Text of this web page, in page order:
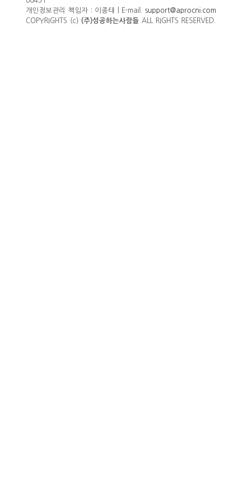
개인정보관리 책임자 : 이종태 | E-mail. support@aprocni.com
COPYRIGHTS (c) (주)성공하는사람들 ALL RIGHTS RESERVED.